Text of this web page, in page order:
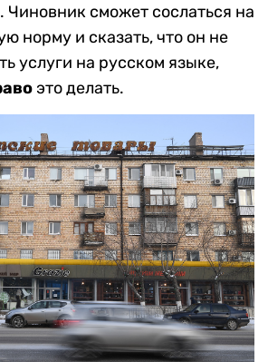
Чиновник сможет сослаться на
норму и сказать, что он не
услуги на русском языке,
это делать.